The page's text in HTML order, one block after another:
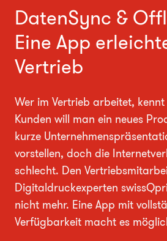
Referenzen
Branchen
Karriere
Über Uns
DatenSync &
Eine App
Vertrieb
Wer im Vertrieb arbeitet,
Kunden will man ein neues
kurze
vorstellen, doch die
schlecht. Den
Digitaldruckexperten
nicht mehr. Eine App mit
Verfügbarkeit macht es